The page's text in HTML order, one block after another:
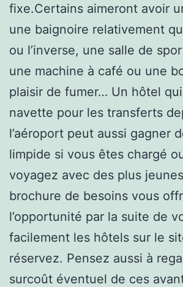
fixe.Certains aimeront avoir
une baignoire relativement
ou l’inverse, une salle de
une machine à café ou une
plaisir de fumer… Un hôtel
navette pour les transferts
l’aéroport peut aussi gagner
limpide si vous êtes chargé
voyagez avec des plus
brochure de besoins vous
l’opportunité par la suite de
facilement les hôtels sur le
réservez. Pensez aussi à
surcoût éventuel de ces